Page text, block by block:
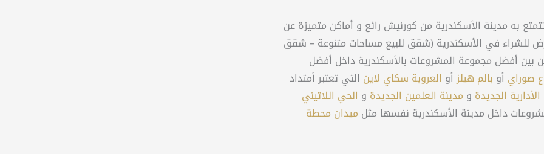
به مدينة الأسكندرية من كورنيش رائع و أماكن متميزة عن
للشراء في الأسكندرية (شقق للبيع مساحات متنوعة – شقق
بين أفضل مجموعة المشروعات بالأسكندرية داخل أفضل
صوراي أو بالم هيلزأو العروبة سكاي لاين التي تعتبر أمتداد
الجديدة و مدينة العلمين الجديدة و الحي اللاتيني
داخل مدينة الأسكندرية نفسها مثل ميدان محطة